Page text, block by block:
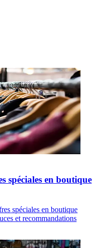
spéciales en boutique
spéciales en boutique
et recommandations